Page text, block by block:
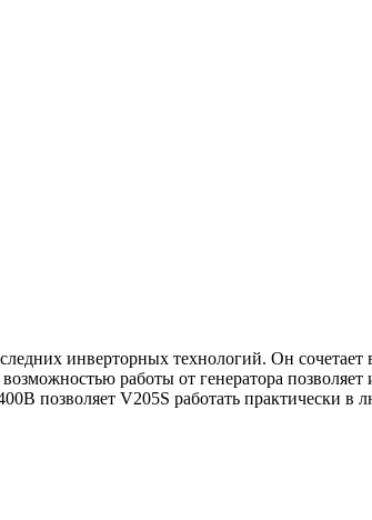
инверторных технологий. Он
работы от генератора позволяет
позволяет V205S работать практически в